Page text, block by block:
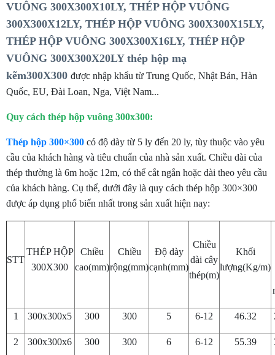
VUÔNG 300X300X10LY, THÉP HỘP VUÔNG
300X300X12LY, THÉP HỘP VUÔNG 300X300X15LY,
THÉP HỘP VUÔNG 300X300X16LY, THÉP HỘP
VUÔNG 300X300X20LY thép hộp mạ
kẽm300X300 được nhập khẩu từ Trung Quốc, Nhật Bản, Hàn
Quốc, EU, Đài Loan, Nga, Việt Nam...
Quy cách thép hộp vuông 300x300:
Thép hộp 300×300 có độ dày từ 5 ly đến 20 ly, tùy thuộc vào yêu
cầu của khách hàng và tiêu chuẩn của nhà sản xuất. Chiều dài của
thép thường là 6m hoặc 12m, có thể cắt ngắn hoặc dài theo yêu cầu
của khách hàng. Cụ thể, dưới đây là quy cách thép hộp 300×300
được áp dụng phổ biến nhất trong sản xuất hiện nay:
STT
THÉP HỘP
300X300
Chiều
cao(mm)
Chiều
rộng(mm)
Độ dày
cạnh(mm)
Chiều
dài cây
thép(m)
Khối
lượng(Kg/m)
1 300x300x5 300 300 5 6-12 46.32
2 300x300x6 300 300 6 6-12 55.39